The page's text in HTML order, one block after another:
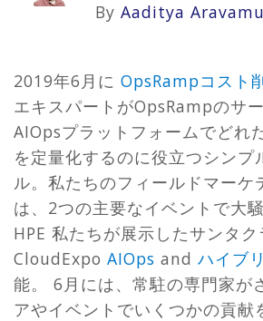
By Aaditya
2019年6月に OpsRampコスト
エキスパートがOpsRampのサ
AIOpsプラットフォームでどれ
を定量化するのに役立つシンプ
ル。私たちのフィールドマーケ
は、2つの主要なイベントで大
HPE 私たちが展示したサンタ
CloudExpo AIOps and ハイブ
能。 6月には、常駐の専門家が
アやイベントでいくつかの貢献